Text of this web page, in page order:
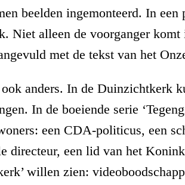
beelden ingemonteerd. In
Niet alleen de voorganger
met de tekst van het
anders. In de Duinzichtkerk
In de boeiende serie
een CDA-politicus, een
directeur, een lid van het
willen zien: